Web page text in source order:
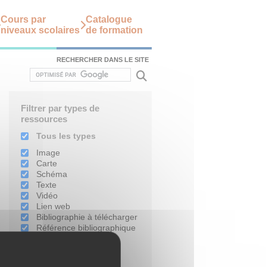
Cours par
niveaux scolaires
Catalogue
de formation
RECHERCHER DANS LE SITE
Filtrer par types de
ressources
Tous les types
Image
Carte
Schéma
Texte
Vidéo
Lien web
Bibliographie à télécharger
Référence bibliographique